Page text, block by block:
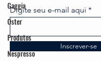
Gaggia
Oster
Produtos
Nespresso
Digite seu e-mail aqui
Inscrever-se